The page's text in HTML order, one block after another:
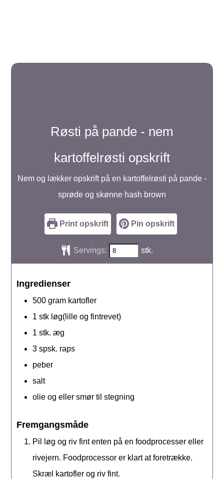
Røsti på pande - nem
kartoffelrøsti opskrift
Nem og lækker opskrift på en kartoffelrøsti på pande -
sprøde og skønne hash brown
Print opskrift Pin opskrift
Servings: stk.
Ingredienser
500 gram kartofler
1 stk løg(lille og fintrevet)
1 stk. æg
3 spsk. raps
peber
salt
olie og eller smør til stegning
Fremgangsmåde
Pil løg og riv fint enten på en foodprocesser eller
rivejern. Foodprocessor er klart at foretrække.
Skræl kartofler og riv fint.